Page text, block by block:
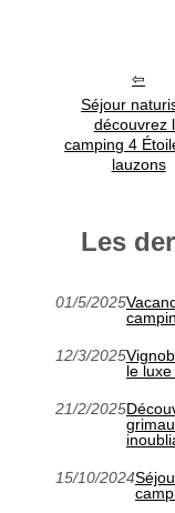
Séjour
découvrez
camping 4
lauzons
Les
01/5/2025
12/3/2025
le
21/2/2025
15/10/2024